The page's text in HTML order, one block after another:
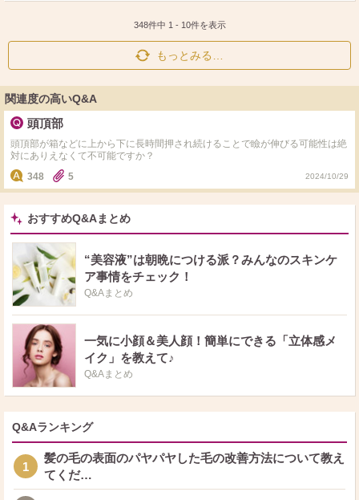
348件中 1 - 10件を表示
もっとみる…
関連度の高いQ&A
頭頂部
頭頂部が箱などに上から下に長時間押され続けることで瞼が伸びる可能性は絶
対にありえなくて不可能ですか？
348
5 2024/10/29
おすすめQ&Aまとめ
“美容液”は朝晩につける派？みんなのスキンケ
ア事情をチェック！
Q&Aまとめ
一気に小顔＆美人顔！簡単にできる「立体感メ
イク」を教えて♪
Q&Aまとめ
Q&Aランキング
1
髪の毛の表面のパヤパヤした毛の改善方法について教え
てくだ…